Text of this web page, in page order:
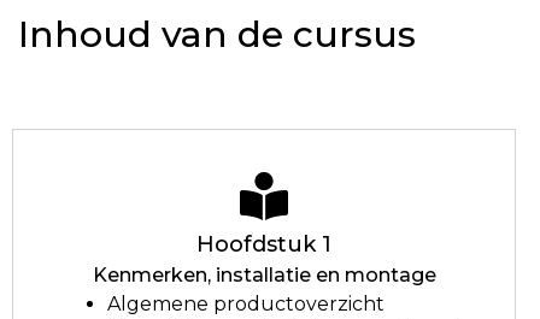
Inhoud van de cursus
Hoofdstuk 1
Kenmerken, installatie en montage
Algemene productoverzicht